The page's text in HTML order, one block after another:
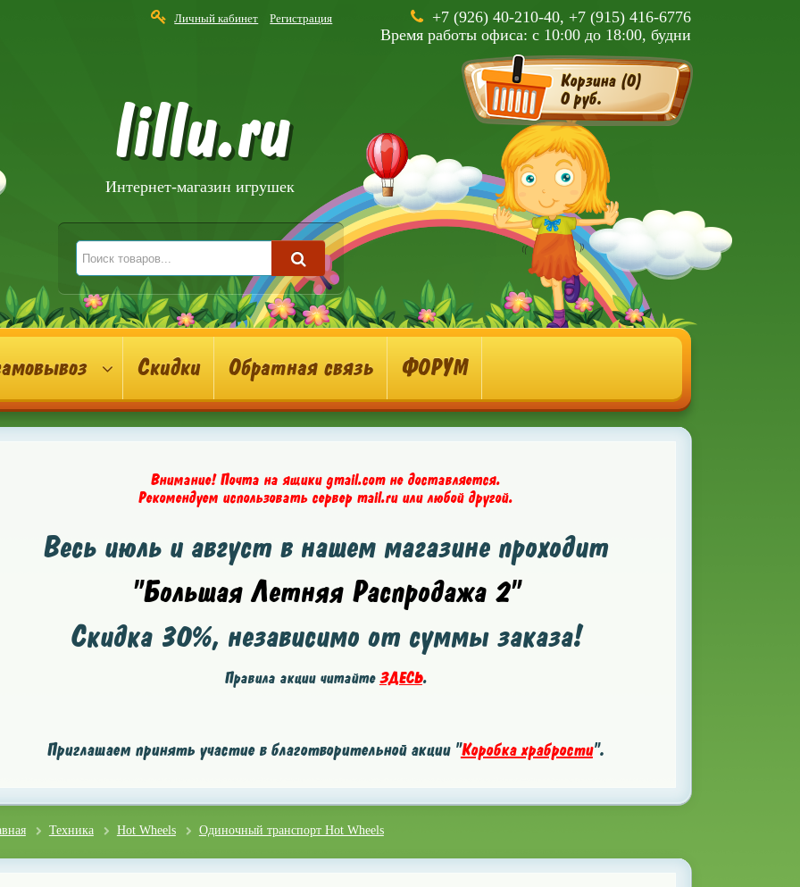
Личный кабинет Регистрация
+7 (926) 40-210-40, +7 (915) 416-6776
Время работы офиса: с 10:00 до 18:00, будни
lillu.ru
Интернет-магазин игрушек
Корзина (0)
0 руб.
Скидки Обратная связь ФОРУМ
Внимание! Почта на ящики gmail.com не доставляется.
Рекомендуем использовать сервер mail.ru или любой другой.
Весь июль и август в нашем магазине проходит
"Большая Летняя Распродажа 2"
Скидка 30%, независимо от суммы заказа!
Правила акции читайтеЗДЕСЬ.
Приглашаем принять участие в благотворительной акции "Коробка храбрости".
Техника Hot Wheels Одиночный транспорт Hot Wheels